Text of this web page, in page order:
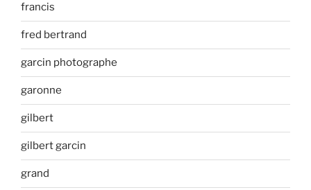
francis
fred bertrand
garcin photographe
garonne
gilbert
gilbert garcin
grand